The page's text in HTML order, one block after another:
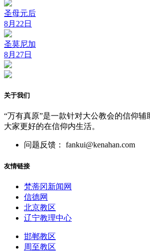
圣母元后
8月22日
圣莫尼加
8月27日
关于我们
“万有真原”是一款针对大公教会的信仰辅
大家更好的在信仰内生活。
问题反馈： fankui@kenahan.com
友情链接
梵蒂冈新闻网
信德网
北京教区
辽宁教理中心
邯郸教区
周至教区